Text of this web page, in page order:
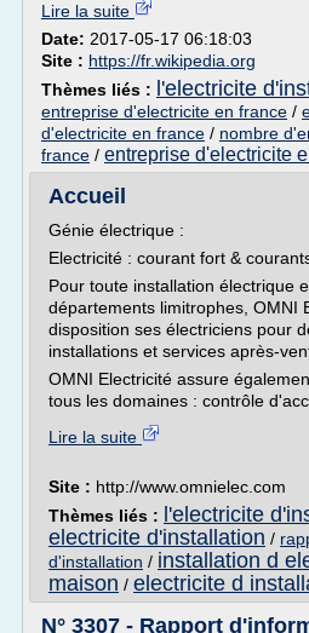
Lire la suite
Date: 2017-05-17 06:18:03
Site : https://fr.wikipedia.org
Thèmes liés :
l'electricite
entreprise d'electricite en france /
d'electricite en france / nombre
france / entreprise d'electricite
Accueil
Génie électrique :
Electricité : courant fort &
Pour toute installation électrique
départements limitrophes, OMNI
disposition ses électriciens pour
installations et services après-
OMNI Electricité assure
tous les domaines : contrôle
Lire la suite
Site : http://www.omnielec.com
Thèmes liés :
l'electricite
electricite d'installation /
d'installation / installation d
maison / electricite d
N° 3307 - Rapport